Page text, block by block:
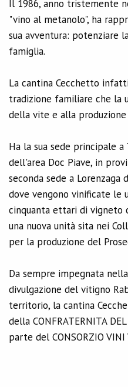
Il 1986, anno tristemente
"vino al metanolo", ha
sua avventura: potenziare
famiglia.
La cantina Cecchetto
tradizione familiare che la
della vite e alla
Ha la sua sede principale a
dell'area Doc Piave, in
seconda sede a
dove vengono vinificate le
cinquanta ettari di vigneto
una nuova unità sita nei
per la produzione del
Da sempre impegnata
divulgazione del vitigno
territorio, la cantina
della CONFRATERNITA
parte del CONSORZIO VINI